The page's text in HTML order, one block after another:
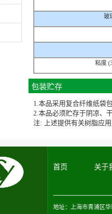
玻
粘度
包装贮存
1.本品采用复合纤维纸袋
2.本品必须贮存于阴凉、
注: 上述提供有关树脂应
首页 关于
地址：上海市青浦区